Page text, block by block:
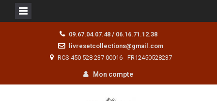
09.67.04.07.48 / 06.16.71.12.38
livresetcollections@gmail.com
RCS 450 528 237 00016 - FR12450528237
Mon compte